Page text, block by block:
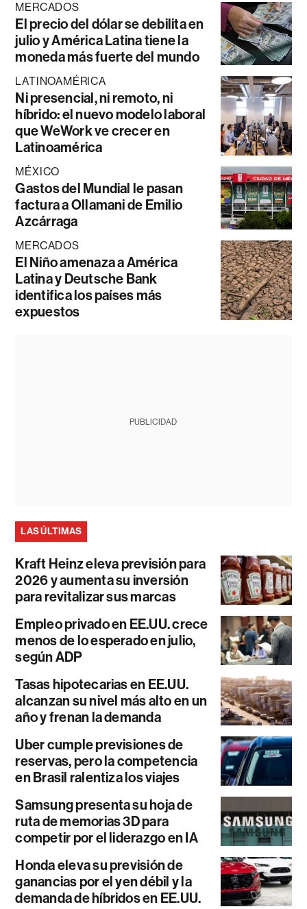
MERCADOS
El precio del dólar se debilita en
julio y América Latina tiene la
moneda más fuerte del mundo
LATINOAMÉRICA
Ni presencial, ni remoto, ni
híbrido: el nuevo modelo laboral
que WeWork ve crecer en
Latinoamérica
MÉXICO
Gastos del Mundial le pasan
factura a Ollamani de Emilio
Azcárraga
MERCADOS
El Niño amenaza a América
Latina y Deutsche Bank
identifica los países más
expuestos
PUBLICIDAD
LAS ÚLTIMAS
Kraft Heinz eleva previsión para
2026 y aumenta su inversión
para revitalizar sus marcas
Empleo privado en EE.UU. crece
menos de lo esperado en julio,
según ADP
Tasas hipotecarias en EE.UU.
alcanzan su nivel más alto en un
año y frenan la demanda
Uber cumple previsiones de
reservas, pero la competencia
en Brasil ralentiza los viajes
Samsung presenta su hoja de
ruta de memorias 3D para
competir por el liderazgo en IA
Honda eleva su previsión de
ganancias por el yen débil y la
demanda de híbridos en EE.UU.